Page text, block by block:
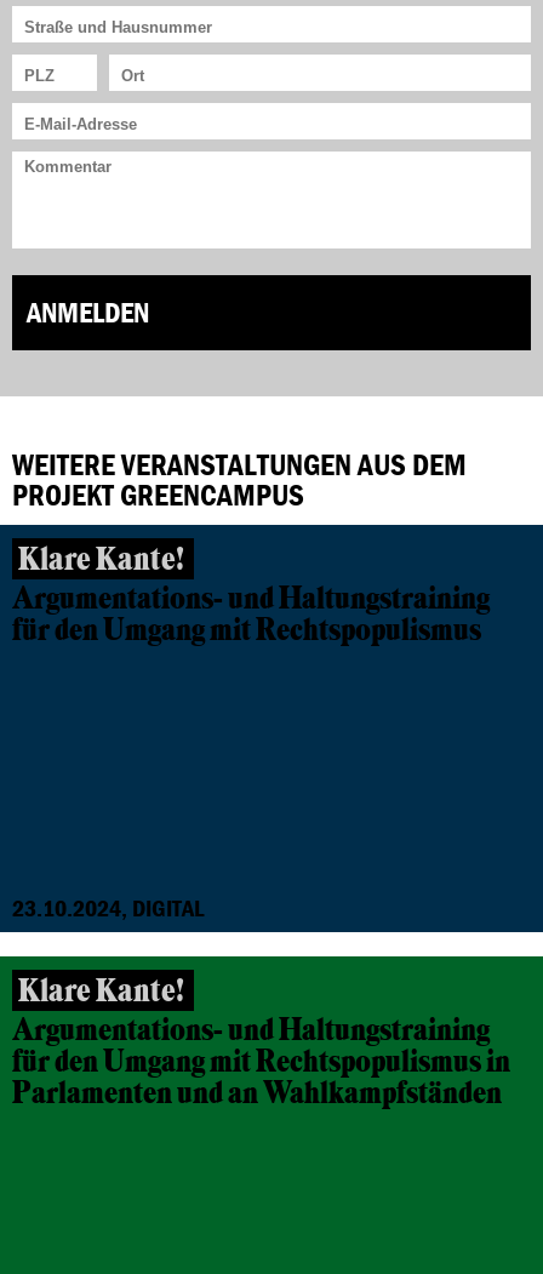
ANMELDEN
WEITERE VERANSTALTUNGEN AUS DEM
PROJEKT GREENCAMPUS
Klare Kante!
Argumentations- und Haltungstraining
für den Umgang mit Rechtspopulismus
23.10.2024, DIGITAL
Klare Kante!
Argumentations- und Haltungstraining
für den Umgang mit Rechtspopulismus in
Parlamenten und an Wahlkampfständen